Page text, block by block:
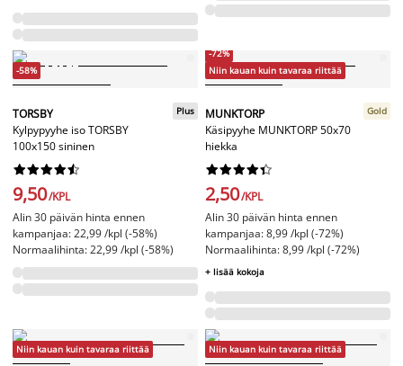
-58%
TORSBY
Kylpypyyhe iso TORSBY
100x150 sininen
Plus






9,50/KPL
Alin 30 päivän hinta ennen
kampanjaa: 22,99 /kpl (-58%)
Normaalihinta: 22,99 /kpl (-58%)
-72%
Niin kauan kuin tavaraa riittää
MUNKTORP
Käsipyyhe MUNKTORP 50x70
hiekka
Gold






2,50/KPL
Alin 30 päivän hinta ennen
kampanjaa: 8,99 /kpl (-72%)
Normaalihinta: 8,99 /kpl (-72%)
+ lisää kokoja
Niin kauan kuin tavaraa riittää Niin kauan kuin tavaraa riittää